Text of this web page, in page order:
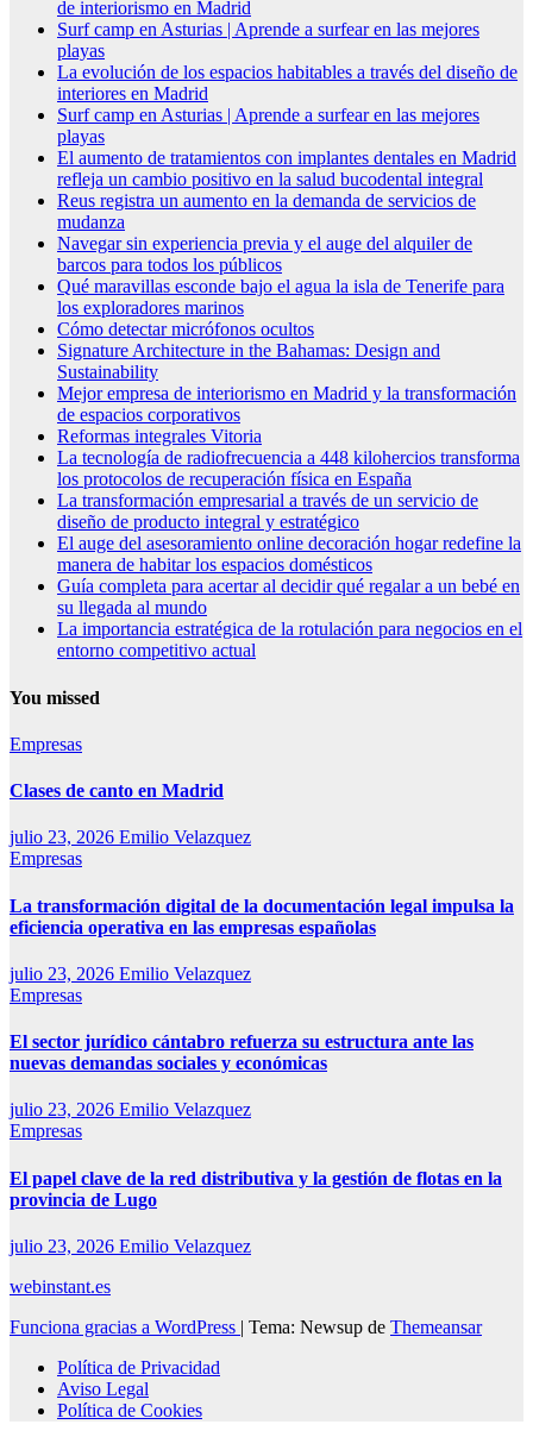
de interiorismo en Madrid
Surf camp en Asturias | Aprende a surfear en las mejores
playas
La evolución de los espacios habitables a través del diseño de
interiores en Madrid
Surf camp en Asturias | Aprende a surfear en las mejores
playas
El aumento de tratamientos con implantes dentales en Madrid
refleja un cambio positivo en la salud bucodental integral
Reus registra un aumento en la demanda de servicios de
mudanza
Navegar sin experiencia previa y el auge del alquiler de
barcos para todos los públicos
Qué maravillas esconde bajo el agua la isla de Tenerife para
los exploradores marinos
Cómo detectar micrófonos ocultos
Signature Architecture in the Bahamas: Design and
Sustainability
Mejor empresa de interiorismo en Madrid y la transformación
de espacios corporativos
Reformas integrales Vitoria
La tecnología de radiofrecuencia a 448 kilohercios transforma
los protocolos de recuperación física en España
La transformación empresarial a través de un servicio de
diseño de producto integral y estratégico
El auge del asesoramiento online decoración hogar redefine la
manera de habitar los espacios domésticos
Guía completa para acertar al decidir qué regalar a un bebé en
su llegada al mundo
La importancia estratégica de la rotulación para negocios en el
entorno competitivo actual
You missed
Empresas
Clases de canto en Madrid
julio 23, 2026 Emilio Velazquez
Empresas
La transformación digital de la documentación legal impulsa la
eficiencia operativa en las empresas españolas
julio 23, 2026 Emilio Velazquez
Empresas
El sector jurídico cántabro refuerza su estructura ante las
nuevas demandas sociales y económicas
julio 23, 2026 Emilio Velazquez
Empresas
El papel clave de la red distributiva y la gestión de flotas en la
provincia de Lugo
julio 23, 2026 Emilio Velazquez
webinstant.es
Funciona gracias a WordPress | Tema: Newsup de Themeansar
Política de Privacidad
Aviso Legal
Política de Cookies